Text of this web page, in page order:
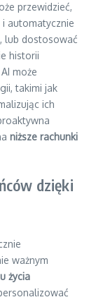
przewidzieć,
automatycznie
lub dostosować
historii
może
takimi jak
ich
niższe rachunki
dzięki
ważnym
życia